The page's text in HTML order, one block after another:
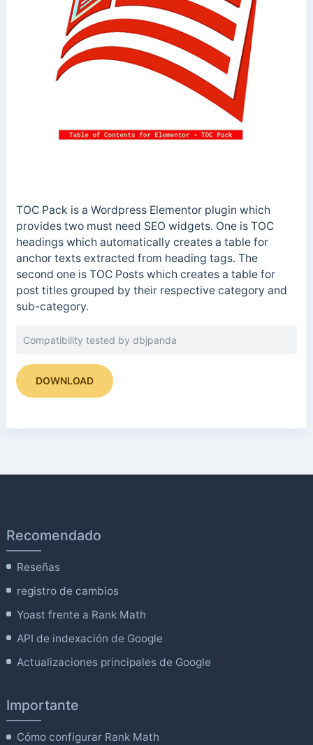
TOC Pack is a Wordpress Elementor plugin which
provides two must need SEO widgets. One is TOC
headings which automatically creates a table for
anchor texts extracted from heading tags. The
second one is TOC Posts which creates a table for
post titles grouped by their respective category and
sub-category.
Compatibility tested by dbjpanda
DOWNLOAD
Recomendado
Reseñas
registro de cambios
Yoast frente a Rank Math
API de indexación de Google
Actualizaciones principales de Google
Importante
Cómo configurar Rank Math